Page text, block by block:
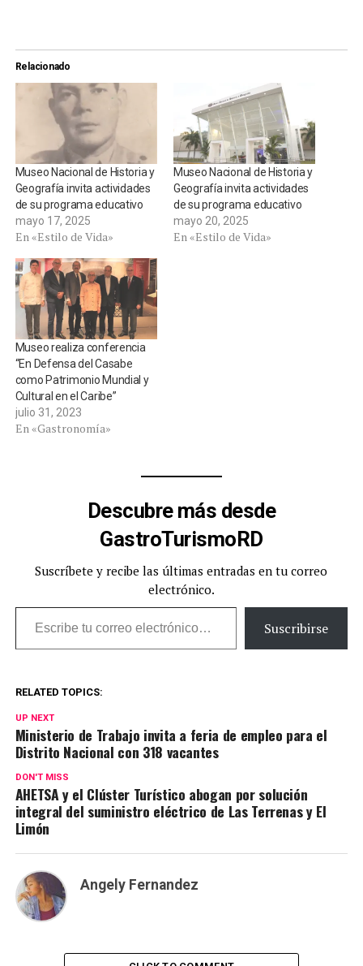
Relacionado
Museo Nacional de Historia y
Geografía invita actividades
de su programa educativo
mayo 17, 2025
En «Estilo de Vida»
Museo Nacional de Historia y
Geografía invita actividades
de su programa educativo
mayo 20, 2025
En «Estilo de Vida»
Museo realiza conferencia
“En Defensa del Casabe
como Patrimonio Mundial y
Cultural en el Caribe”
julio 31, 2023
En «Gastronomía»
Descubre más desde
GastroTurismoRD
Suscríbete y recibe las últimas entradas en tu correo
electrónico.
Escribe tu correo electrónico…
Suscribirse
RELATED TOPICS:
UP NEXT
Ministerio de Trabajo invita a feria de empleo para el
Distrito Nacional con 318 vacantes
DON'T MISS
AHETSA y el Clúster Turístico abogan por solución
integral del suministro eléctrico de Las Terrenas y El
Limón
Angely Fernandez